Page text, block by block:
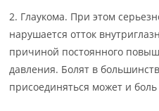
2. Глаукома. При этом
нарушается отток
причиной постоянного
давления. Болят в
присоединяться может и